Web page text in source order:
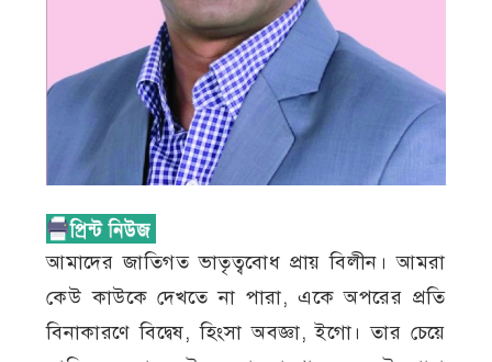
আমাদের জাতিগত ভাতৃত্ববোধ প্রায় বিলীন। আমরা
কেউ কাউকে দেখতে না পারা, একে অপরের প্রতি
বিনাকারণে বিদ্বেষ, হিংসা অবজ্ঞা, ইগো। তার চেয়ে